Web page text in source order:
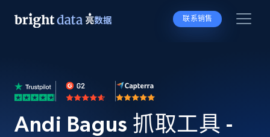
联系销售
Andi Bagus 抓取工具 -